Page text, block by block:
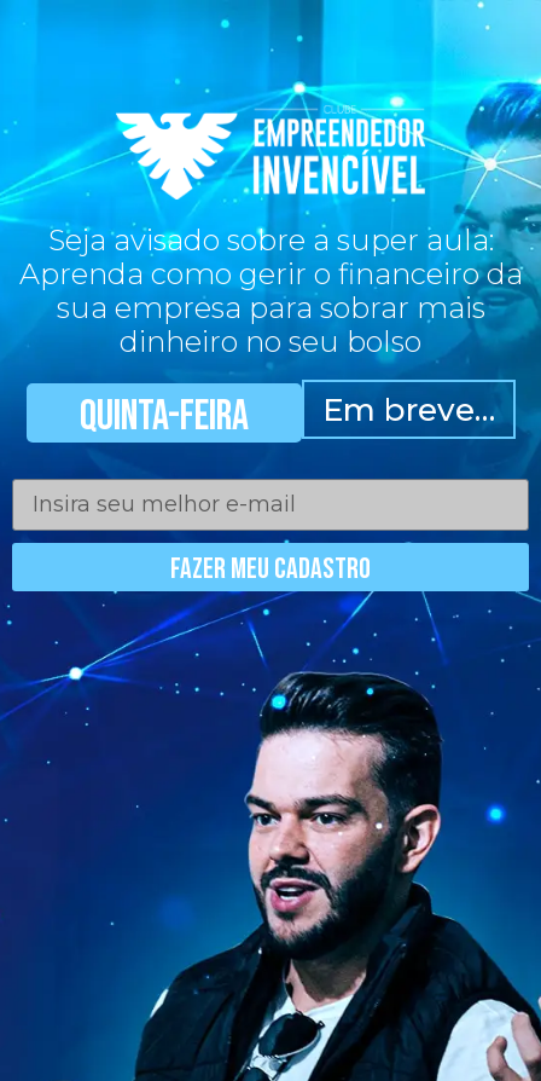
Seja avisado sobre a super aula:
Aprenda como gerir o financeiro da
sua empresa para sobrar mais
dinheiro no seu bolso
Quinta-feira Em breve…
Fazer meu cadastro